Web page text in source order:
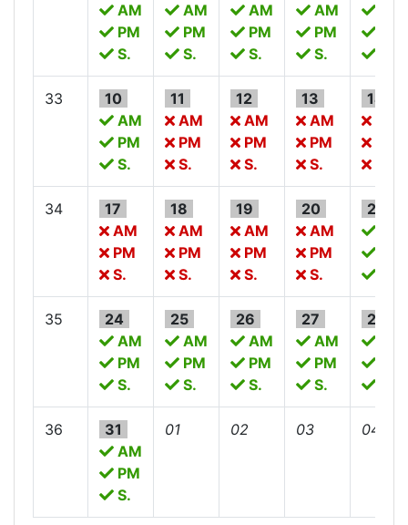
AM
PM
S.
AM
PM
S.
AM
PM
S.
AM
PM
S.
33
10
AM
PM
S.
11
AM
PM
S.
12
AM
PM
S.
13
AM
PM
S.
14
34
17
AM
PM
S.
18
AM
PM
S.
19
AM
PM
S.
20
AM
PM
S.
21
35
24
AM
PM
S.
25
AM
PM
S.
26
AM
PM
S.
27
AM
PM
S.
28
36
31
AM
PM
S.
01 02 03 04